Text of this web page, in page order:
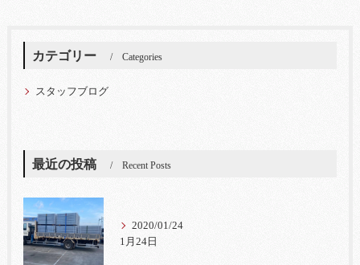
カテゴリー Categories
スタッフブログ
最近の投稿 Recent Posts
2020/01/24
1月24日